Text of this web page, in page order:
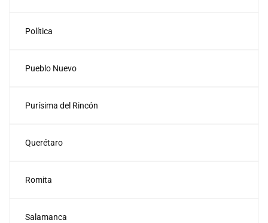
Política
Pueblo Nuevo
Purísima del Rincón
Querétaro
Romita
Salamanca